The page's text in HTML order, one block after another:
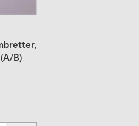
B)